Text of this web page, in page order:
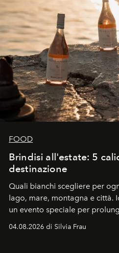
FOOD
Brindisi all'estate: 5
destinazione
Quali bianchi scegliere per
lago, mare, montagna e città.
un evento speciale per
04.08.2026 di Silvia Frau